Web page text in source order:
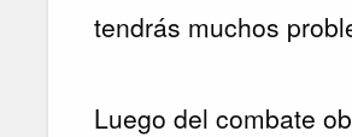
tendrás muchos
Luego del combate